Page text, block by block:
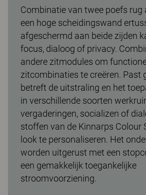
Combinatie van twee poefs rug
een hoge scheidingswand
afgeschermd aan beide zijden
focus, dialoog of privacy.
andere zitmodules om
zitcombinaties te creëren. Past
betreft de uitstraling en het
in verschillende soorten
vergaderingen, socializen of
stoffen van de Kinnarps Colour
look te personaliseren. Het
worden uitgerust met een
een gemakkelijk toegankelijke
stroomvoorziening.